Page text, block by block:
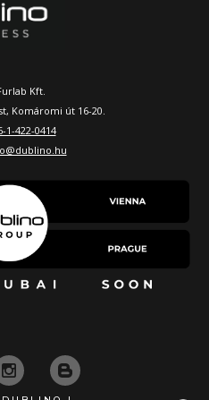
Kft.
Komáromi út 16-20.
1-422-0414